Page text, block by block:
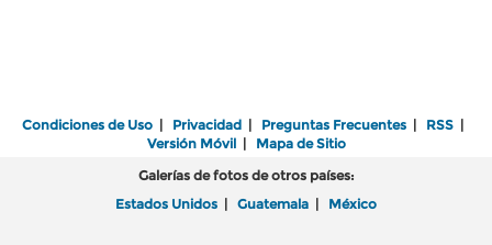
Condiciones de Uso | Privacidad | Preguntas Frecuentes | RSS |
Versión Móvil| Mapa de Sitio
Galerías de fotos de otros países:
Estados Unidos | Guatemala | México